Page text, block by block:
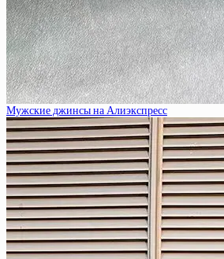
Мужские джинсы на Алиэкспресс